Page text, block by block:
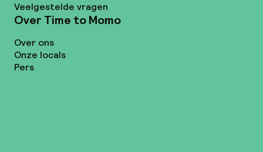
Veelgestelde vragen
Over Time to Momo
Over ons
Onze locals
Pers